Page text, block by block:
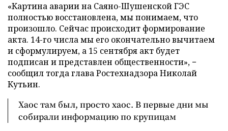
«Картина аварии на Саяно-Шушенской ГЭС
полностью восстановлена, мы понимаем, что
произошло. Сейчас происходит формирование
акта. 14-го числа мы его окончательно вычитаем
и сформулируем, а 15 сентября акт будет
подписан и представлен общественности», −
сообщил тогда глава Ростехнадзора Николай
Кутьин.
Хаос там был, просто хаос. В первые дни мы
собирали информацию по крупицам